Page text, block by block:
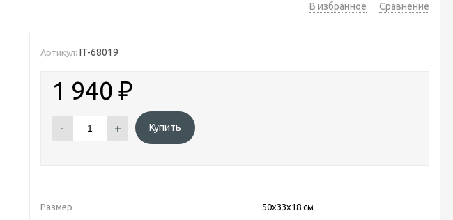
В избранное Сравнение
Артикул: IT-68019
1 940₽
- + Купить
Размер
50х33х18 см